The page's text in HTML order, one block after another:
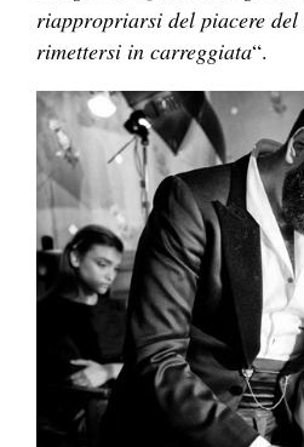
riappropriarsi del piacere
rimettersi in carreggiata“.